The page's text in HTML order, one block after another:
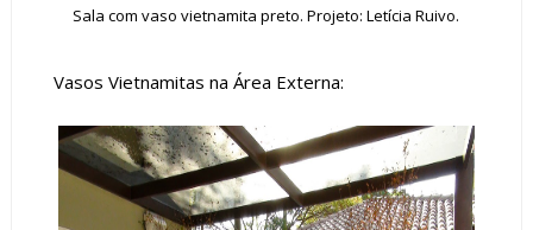
Sala com vaso vietnamita preto. Projeto: Letícia Ruivo.
Vasos Vietnamitas na Área Externa: